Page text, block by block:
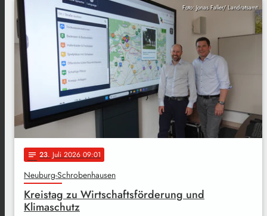
Foto: Jonas Faller/ Landratsamt
notes 23. Juli 2026 09:01
Neuburg-Schrobenhausen
Kreistag zu Wirtschaftsförderung und
Klimaschutz